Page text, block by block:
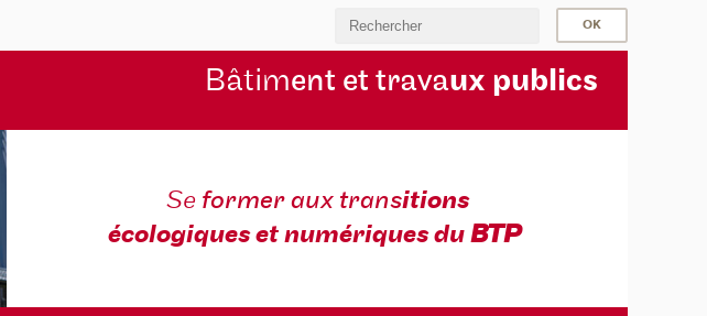
Bâtiment et travaux publics
Se former aux transitions
écologiques et numériques duBTP